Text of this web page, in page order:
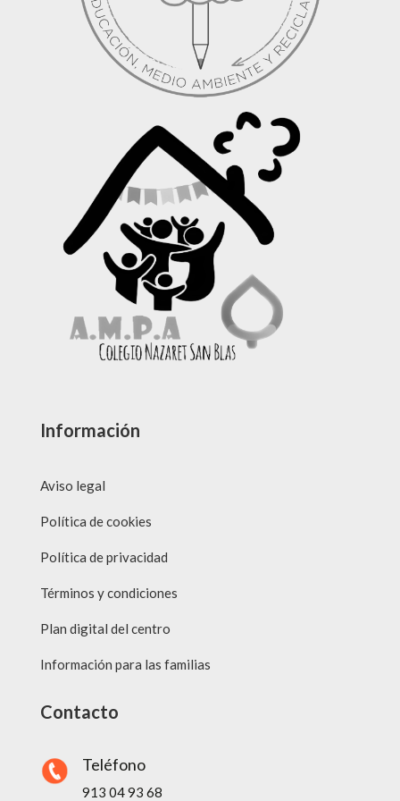
Información
Aviso legal
Política de cookies
Política de privacidad
Términos y condiciones
Plan digital del centro
Información para las familias
Contacto
Teléfono
913 04 93 68